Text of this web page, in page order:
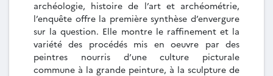
archéologie, histoire de l’art et archéométrie,
l’enquête offre la première synthèse d’envergure
sur la question. Elle montre le raffinement et la
variété des procédés mis en oeuvre par des
peintres nourris d’une culture picturale
commune à la grande peinture, à la sculpture de